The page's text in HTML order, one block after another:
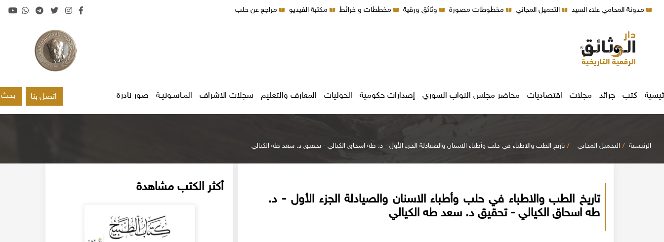
مدونة المحامي علاء السيد التحميل المجاني مخطوطات مصورة وثائق ورقية مخططات و خرائط مكتبة الفيديو مراجع عن حلب
كتب جرائد مجلات اقتصاديات محاضر مجلس النواب السوري إصدارات حكومية الحوليات المعارف والتعليم سجلات الاشراف المـاسـونيـة صور نادرة اتصل بنا بحث
الرئيسية التحميل المجاني تاريخ الطب والاطباء في حلب وأطباء الاسنان والصيادلة الجزء الأول - د. طه اسحاق الكيالي - تحقيق د. سعد طه الكيالي
تاريخ الطب والاطباء في حلب وأطباء الاسنان والصيادلة الجزء الأول - د.
طه اسحاق الكيالي - تحقيق د. سعد طه الكيالي
أكثر الكتب مشاهدة